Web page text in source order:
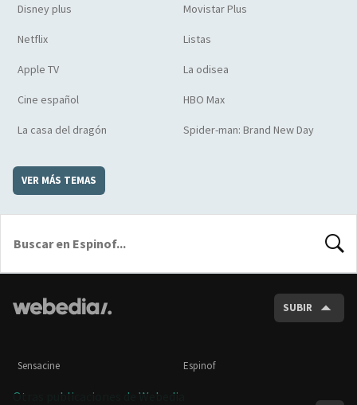
Disney plus Movistar Plus
Netflix Listas
Apple TV La odisea
Cine español HBO Max
La casa del dragón Spider-man: Brand New Day
VER MÁS TEMAS
SUBIR
Sensacine Espinof
Otras publicaciones de Webedia